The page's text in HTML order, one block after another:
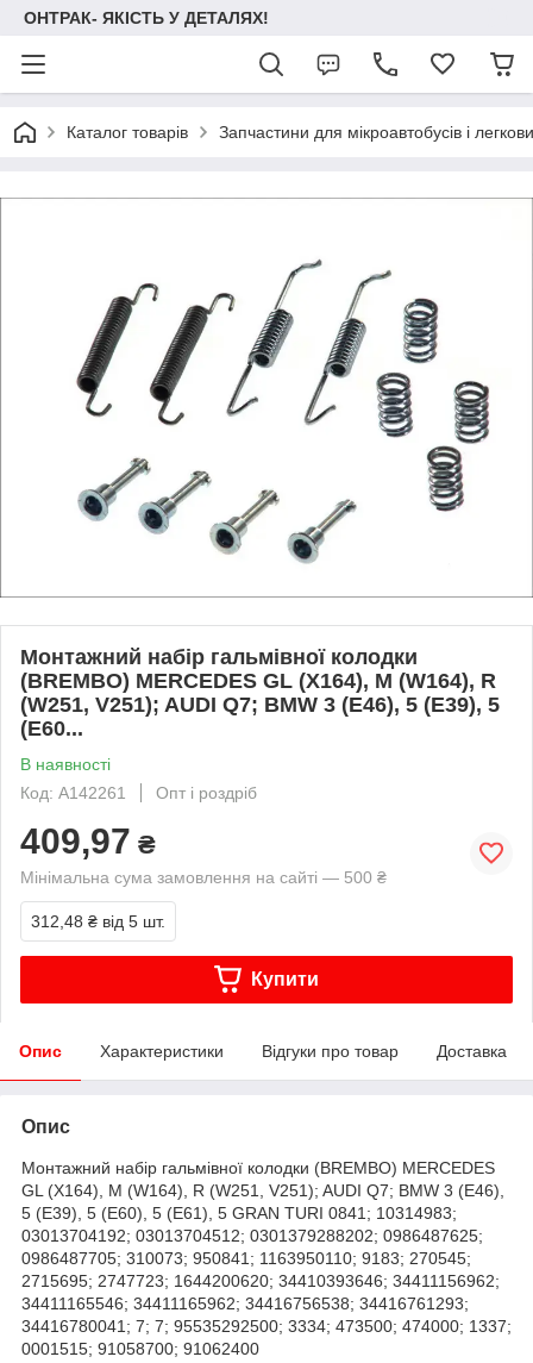
ОНТРАК- ЯКІСТЬ У ДЕТАЛЯХ!
Каталог товарів Запчастини для мікроавтобусів і
Монтажний набір гальмівної колодки
(BREMBO) MERCEDES GL (X164), M (W164), R
(W251, V251); AUDI Q7; BMW 3 (E46), 5 (E39), 5
(E60...
В наявності
Код: A142261
Опт і роздріб
409,97 ₴
Мінімальна сума замовлення на сайті — 500 ₴
312,48 ₴ від 5 шт.
Купити
Опис Характеристики Відгуки про товар Доставка
Опис
Монтажний набір гальмівної колодки (BREMBO) MERCEDES
GL (X164), M (W164), R (W251, V251); AUDI Q7; BMW 3 (E46),
5 (E39), 5 (E60), 5 (E61), 5 GRAN TURI 0841; 10314983;
03013704192; 03013704512; 0301379288202; 0986487625;
0986487705; 310073; 950841; 1163950110; 9183; 270545;
2715695; 2747723; 1644200620; 34410393646; 34411156962;
34411165546; 34411165962; 34416756538; 34416761293;
34416780041; 7; 7; 95535292500; 3334; 473500; 474000; 1337;
0001515; 91058700; 91062400